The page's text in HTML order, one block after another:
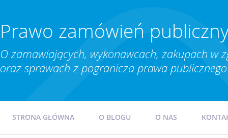
Prawo zamówień
O zamawiających, wykonawcach, zakupach w
oraz sprawach z pogranicza prawa
STRONA GŁÓWNA O BLOGU O NAS